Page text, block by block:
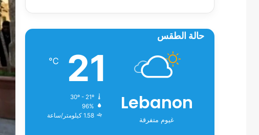
حالة الطقس
Lebanon
غيوم متفرقة
21
℃
30º - 21º
96%
1.58 كيلومتر/ساعة